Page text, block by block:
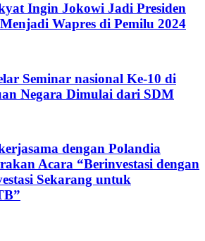
Ingin Jokowi Jadi Presiden
Wapres di Pemilu 2024
Seminar nasional Ke-10 di
Negara Dimulai dari SDM
dengan Polandia
Acara “Berinvestasi dengan
Sekarang untuk